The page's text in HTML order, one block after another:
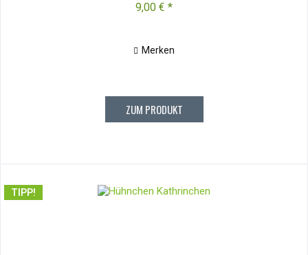
9,00 € *
Merken
ZUM PRODUKT
TIPP!